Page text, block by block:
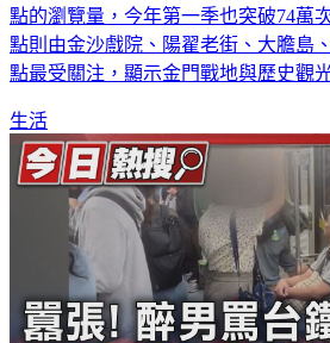
點的瀏覽量，今年第一季也突破74萬
點則由金沙戲院、陽翟老街、大膽島
點最受關注，顯示金門戰地與歷史觀
生活